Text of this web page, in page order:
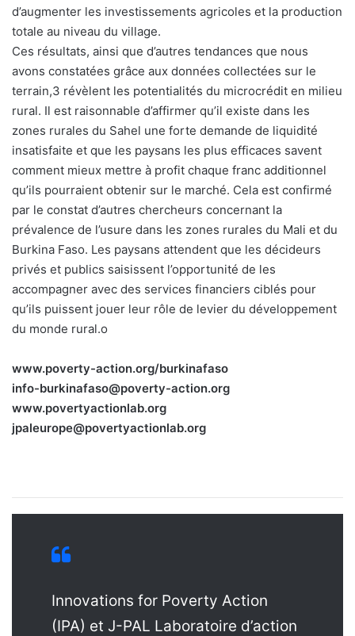
d’augmenter les investissements agricoles et la production
totale au niveau du village.
Ces résultats, ainsi que d’autres tendances que nous
avons constatées grâce aux données collectées sur le
terrain,3 révèlent les potentialités du microcrédit en milieu
rural. Il est raisonnable d’affirmer qu’il existe dans les
zones rurales du Sahel une forte demande de liquidité
insatisfaite et que les paysans les plus efficaces savent
comment mieux mettre à profit chaque franc additionnel
qu’ils pourraient obtenir sur le marché. Cela est confirmé
par le constat d’autres chercheurs concernant la
prévalence de l’usure dans les zones rurales du Mali et du
Burkina Faso. Les paysans attendent que les décideurs
privés et publics saisissent l’opportunité de les
accompagner avec des services financiers ciblés pour
qu’ils puissent jouer leur rôle de levier du développement
du monde rural.o
www.poverty-action.org/burkinafaso
info-burkinafaso@poverty-action.org
www.povertyactionlab.org
jpaleurope@povertyactionlab.org
Innovations for Poverty Action
(IPA) et J-PAL Laboratoire d’action